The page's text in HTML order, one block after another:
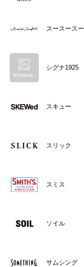
スースースー
シグナ1925
スキュー
スリック
スミス
ソイル
サムシング